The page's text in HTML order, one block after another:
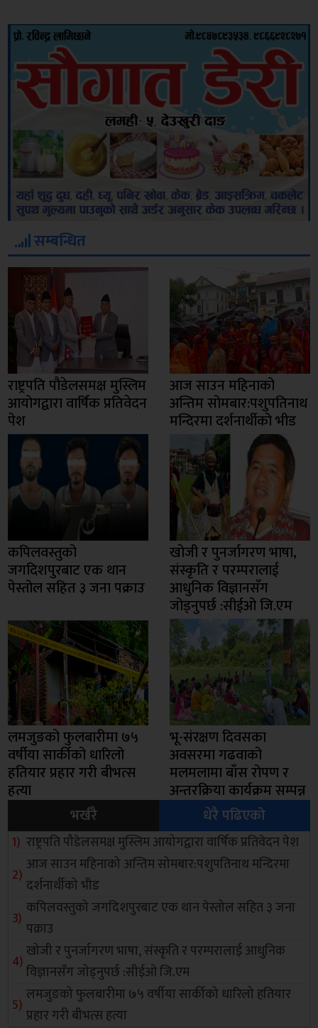
सम्बन्धित
राष्ट्रपति पौडेलसमक्ष मुस्लिम
आयोगद्वारा वार्षिक प्रतिवेदन
पेश
आज साउन महिनाको
अन्तिम सोमबार:पशुपतिनाथ
मन्दिरमा दर्शनार्थीको भीड
कपिलवस्तुको
जगदिशपुरबाट एक थान
पेस्तोल सहित ३ जना पक्राउ
खोजी र पुनर्जागरण भाषा,
संस्कृति र परम्परालाई
आधुनिक विज्ञानसँग
जोड्नुपर्छ :सीईओ जि.एम
लमजुङको फुलबारीमा ७५
वर्षीया सार्कीको धारिलो
हतियार प्रहार गरी बीभत्स
हत्या
भू-संरक्षण दिवसका
अवसरमा गढवाको
मलमलामा बाँस रोपण र
अन्तरक्रिया कार्यक्रम सम्पन्न
भर्खरै
धेरै पढिएको
राष्ट्रपति पौडेलसमक्ष मुस्लिम आयोगद्वारा वार्षिक प्रतिवेदन पेश
आज साउन महिनाको अन्तिम सोमबार:पशुपतिनाथ मन्दिरमा
दर्शनार्थीको भीड
कपिलवस्तुको जगदिशपुरबाट एक थान पेस्तोल सहित ३ जना
पक्राउ
खोजी र पुनर्जागरण भाषा, संस्कृति र परम्परालाई आधुनिक
विज्ञानसँग जोड्नुपर्छ :सीईओ जि.एम
लमजुङको फुलबारीमा ७५ वर्षीया सार्कीको धारिलो हतियार
प्रहार गरी बीभत्स हत्या